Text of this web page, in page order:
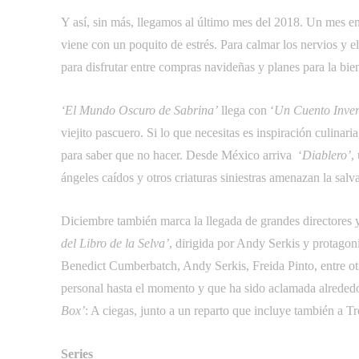
Y así, sin más, llegamos al último mes del 2018. Un mes
viene con un poquito de estrés. Para calmar los nervios y
para disfrutar entre compras navideñas y planes para la
‘El Mundo Oscuro de Sabrina’ llega con ‘Un Cuento
viejito pascuero. Si lo que necesitas es inspiración
para saber que no hacer. Desde México arriva ‘Diablero’,
ángeles caídos y otros criaturas siniestras amenazan la
Diciembre también marca la llegada de grandes directores
del Libro de la Selva’, dirigida por Andy Serkis y
Benedict Cumberbatch, Andy Serkis, Freida Pinto, entre
personal hasta el momento y que ha sido aclamada
Box’: A ciegas, junto a un reparto que incluye también a
Series